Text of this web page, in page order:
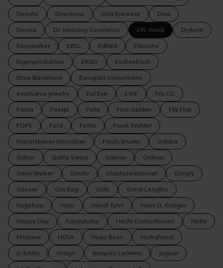
Desoto Directions Dita Eyewear Diva
Doona Dr. Massing Cosmetics DR. Wack Drykorn
Easywalker EBEL Edited Eduscho
Eigenproduktion ERGO Eschenbach
Etnia Barcelona Eurogast Grissemann
evaNueva Jewelry Evil Eye EWE FALCO
Fanta Feetje Felix First Optiker Flik Flak
FOPE Ford Fortis Frank Walder
Franziskaner Weissbier Freds Bruder Gabba
Gabor Galifa Swiss Garmin Gellner
Gerry Weber Girello Glasfaserinternet Gloryfy
Gösser Got Bag Götti Great Lengths
hagebau Hajo Handl Tyrol Hans D. Krieger
Happy Day happybaby Hecht Contactlinsen Hella
Hisense HOYA Hugo Boss Hydrafacial
ic-berlin imago Jacques Lemans Jaguar